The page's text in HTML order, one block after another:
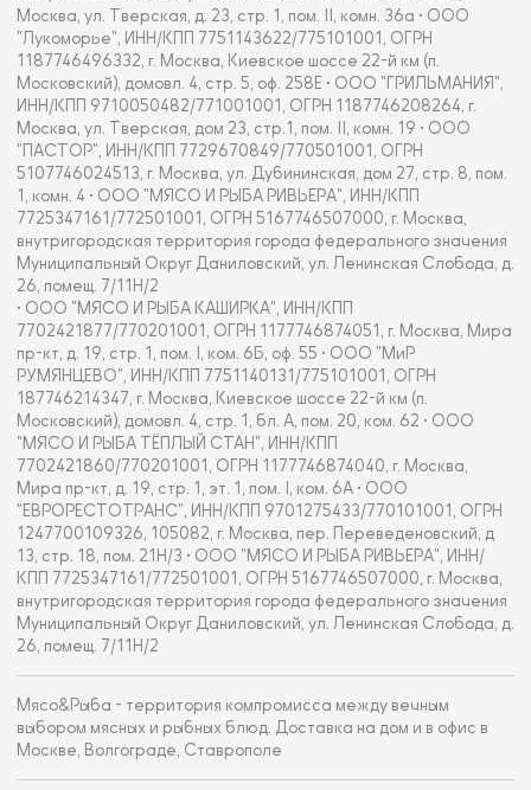
Москва, ул. Тверская, д. 23, стр. 1, пом. II, комн. 36а • ООО
"Лукоморье", ИНН/КПП 7751143622/775101001, ОГРН
1187746496332, г. Москва, Киевское шоссе 22-й км (п.
Московский), домовл. 4, стр. 5, оф. 258Е • ООО "ГРИЛЬМАНИЯ",
ИНН/КПП 9710050482/771001001, ОГРН 1187746208264, г.
Москва, ул. Тверская, дом 23, стр.1, пом. II, комн. 19 • ООО
"ПАСТОР", ИНН/КПП 7729670849/770501001, ОГРН
5107746024513, г. Москва, ул. Дубининская, дом 27, стр. 8, пом.
1, комн. 4 • ООО "МЯСО И РЫБА РИВЬЕРА", ИНН/КПП
7725347161/772501001, ОГРН 5167746507000, г. Москва,
внутригородская территория города федерального значения
Муниципальный Округ Даниловский, ул. Ленинская Слобода, д.
26, помещ. 7/11Н/2
• ООО "МЯСО И РЫБА КАШИРКА", ИНН/КПП
7702421877/770201001, ОГРН 1177746874051, г. Москва, Мира
пр-кт, д. 19, стр. 1, пом. I, ком. 6Б, оф. 55 • ООО "МиР
РУМЯНЦЕВО", ИНН/КПП 7751140131/775101001, ОГРН
187746214347, г. Москва, Киевское шоссе 22-й км (п.
Московский), домовл. 4, стр. 1, бл. А, пом. 20, ком. 62 • ООО
"МЯСО И РЫБА ТЁПЛЫЙ СТАН", ИНН/КПП
7702421860/770201001, ОГРН 1177746874040, г. Москва,
Мира пр-кт, д. 19, стр. 1, эт. 1, пом. I, ком. 6А • ООО
"ЕВРОРЕСТОТРАНС", ИНН/КПП 9701275433/770101001, ОГРН
1247700109326, 105082, г. Москва, пер. Переведеновский, д
13, стр. 18, пом. 21Н/3 • ООО "МЯСО И РЫБА РИВЬЕРА", ИНН/
КПП 7725347161/772501001, ОГРН 5167746507000, г. Москва,
внутригородская территория города федерального значения
Муниципальный Округ Даниловский, ул. Ленинская Слобода, д.
26, помещ. 7/11Н/2
Мясо&Рыба - территория компромисса между вечным
выбором мясных и рыбных блюд. Доставка на дом и в офис в
Москве, Волгограде, Ставрополе